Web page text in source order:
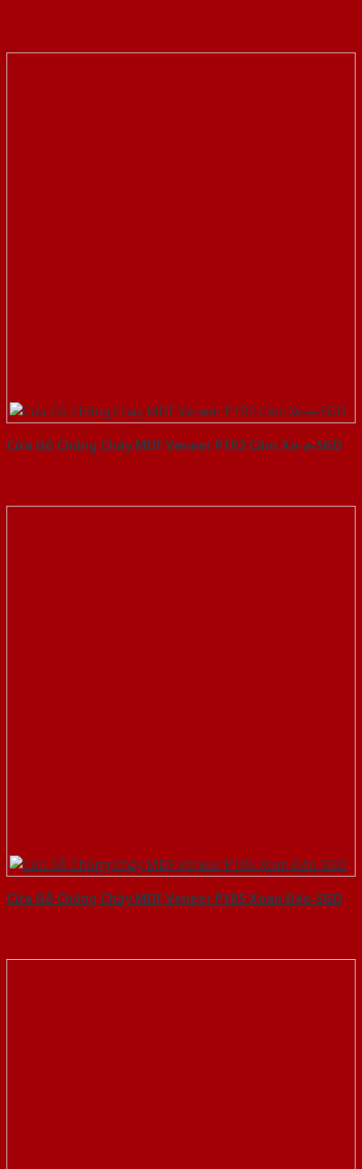
Cửa Gỗ Chống Cháy MDF Veneer P1R2 Căm Xe-a-SGD
Cửa Gỗ Chống Cháy MDF Veneer P1R5 Xoan Đào-SGD